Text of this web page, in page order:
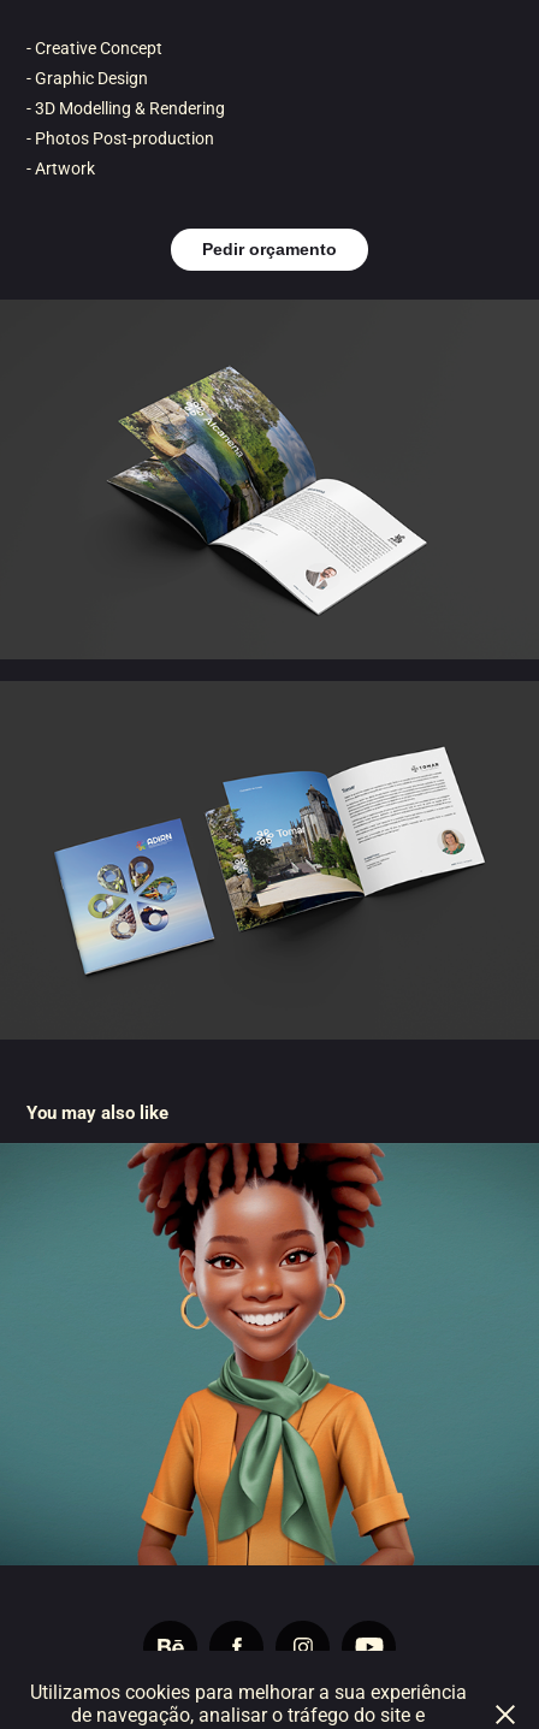
- Creative Concept
- Graphic Design
- 3D Modelling & Rendering
- Photos Post-production
- Artwork
Pedir orçamento
You may also like
FundCube – Vídeo 1º Aniversário
Advertising | Design | Digital | Web Design | Video Production |
Utilizamos cookies para melhorar a sua experiência
de navegação, analisar o tráfego do site e